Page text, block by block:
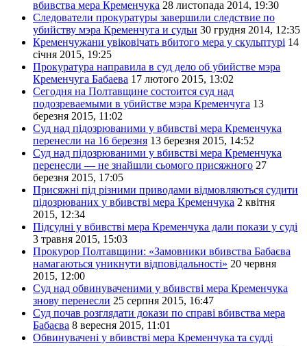
вбивства мера Кременчука 28 листопада 2014, 19:30
Следователи прокуратуры завершили следствие по
убийству мэра Кременчуга и судьи 30 грудня 2014, 12:35
Кременчужани увіковічать вбитого мера у скульптурі 14
січня 2015, 19:25
Прокуратура направила в суд дело об убийстве мэра
Кременчуга Бабаева 17 лютого 2015, 13:02
Сегодня на Полтавщине состоится суд над
подозреваемыми в убийстве мэра Кременчуга 13
березня 2015, 11:02
Суд над підозрюваними у вбивстві мера Кременчука
перенесли на 16 березня 13 березня 2015, 14:52
Суд над підозрюваними у вбивстві мера Кременчука
перенесли — не знайшли сьомого присяжного 27
березня 2015, 17:05
Присяжні під різними приводами відмовляються судити
підозрюваних у вбивстві мера Кременчука 2 квітня
2015, 12:34
Підсудні у вбивстві мера Кременчука дали покази у суді
3 травня 2015, 15:03
Прокурор Полтавщини: «Замовники вбивства Бабаєва
намагаються уникнути відповідальності» 20 червня
2015, 12:00
Суд над обвинуваченими у вбивстві мера Кременчука
знову перенесли 25 серпня 2015, 16:47
Суд почав розглядати докази по справі вбивства мера
Бабаєва 8 вересня 2015, 11:01
Обвинувачені у вбивстві мера Кременчука та судді